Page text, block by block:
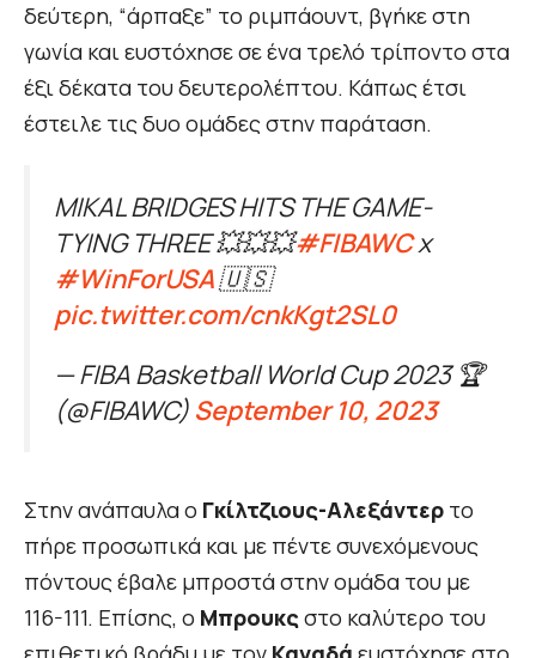
δεύτερη, “άρπαξε” το ριμπάουντ, βγήκε στη
γωνία και ευστόχησε σε ένα τρελό τρίποντο στα
έξι δέκατα του δευτερολέπτου. Κάπως έτσι
έστειλε τις δυο ομάδες στην παράταση.
MIKAL BRIDGES HITS THE GAME-
TYING THREE 💥💥💥#FIBAWCx
#WinForUSA🇺🇸
pic.twitter.com/cnkKgt2SL0
— FIBA Basketball World Cup 2023 🏆
(@FIBAWC) September 10, 2023
Στην ανάπαυλα ο Γκίλτζιους-Αλεξάντερ το
πήρε προσωπικά και με πέντε συνεχόμενους
πόντους έβαλε μπροστά στην ομάδα του με
116-111. Επίσης, ο Μπρουκς στο καλύτερο του